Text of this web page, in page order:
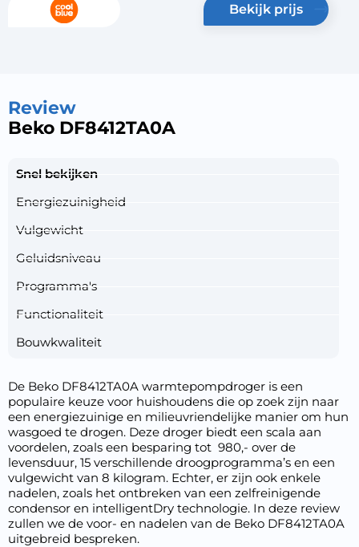
bekijk prijs
Review
Beko DF8412TA0A
Snel bekijken
Energiezuinigheid
Vulgewicht
Geluidsniveau
Programma's
Functionaliteit
Bouwkwaliteit
De Beko DF8412TA0A warmtepompdroger is een
populaire keuze voor huishoudens die op zoek zijn naar
een energiezuinige en milieuvriendelijke manier om hun
wasgoed te drogen. Deze droger biedt een scala aan
voordelen, zoals een besparing tot  980,- over de
levensduur, 15 verschillende droogprogramma’s en een
vulgewicht van 8 kilogram. Echter, er zijn ook enkele
nadelen, zoals het ontbreken van een zelfreinigende
condensor en intelligentDry technologie. In deze review
zullen we de voor- en nadelen van de Beko DF8412TA0A
uitgebreid bespreken.